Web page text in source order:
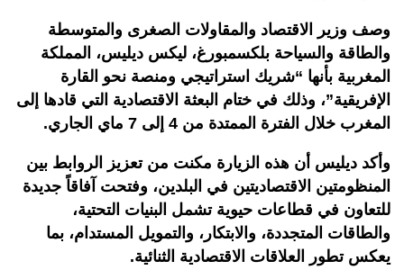
وصف وزير الاقتصاد والمقاولات الصغرى والمتوسطة
والطاقة والسياحة بلكسمبورغ، ليكس ديليس، المملكة
المغربية بأنها “شريك استراتيجي ومنصة نحو القارة
الإفريقية”، وذلك في ختام البعثة الاقتصادية التي قادها إلى
المغرب خلال الفترة الممتدة من 4 إلى 7 ماي الجاري.
وأكد ديليس أن هذه الزيارة مكنت من تعزيز الروابط بين
المنظومتين الاقتصاديتين في البلدين، وفتحت آفاقاً جديدة
للتعاون في قطاعات حيوية تشمل البنيات التحتية،
والطاقات المتجددة، والابتكار، والتمويل المستدام، بما
يعكس تطور العلاقات الاقتصادية الثنائية.